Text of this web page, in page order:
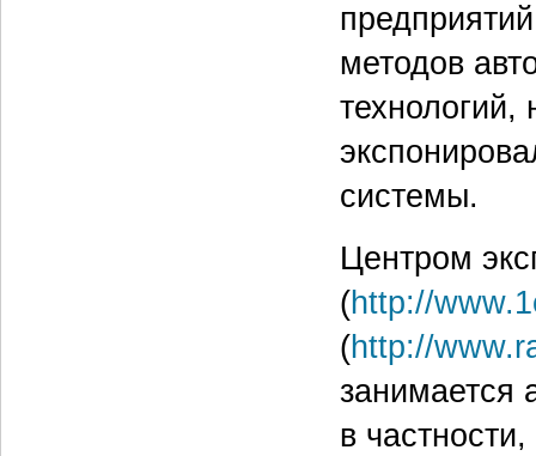
методов
технологий,
системы.
Центром
(http://
(http://
занимается
в